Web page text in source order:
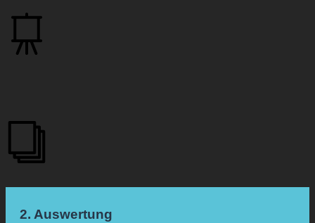
2. Auswertung